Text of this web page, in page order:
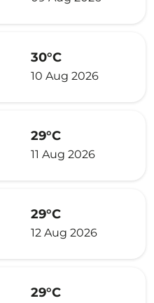
30°C
10 Aug 2026
29°C
11 Aug 2026
29°C
12 Aug 2026
29°C